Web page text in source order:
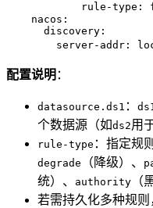
rule-type:
nacos:
discovery:
server-addr:
配置说明 ：
datasource.ds1 ：
个数据源（如ds2用
rule-type ：指定规
degrade （降级）、
统）、
authority （
若需持久化多种规